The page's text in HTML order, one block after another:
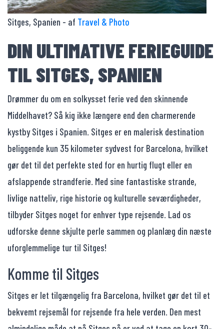
Sitges, Spanien - af Travel & Photo
DIN ULTIMATIVE FERIEGUIDE
TIL SITGES, SPANIEN
Drømmer du om en solkysset ferie ved den skinnende
Middelhavet? Så kig ikke længere end den charmerende
kystby Sitges i Spanien. Sitges er en malerisk destination
beliggende kun 35 kilometer sydvest for Barcelona, hvilket
gør det til det perfekte sted for en hurtig flugt eller en
afslappende strandferie. Med sine fantastiske strande,
livlige natteliv, rige historie og kulturelle seværdigheder,
tilbyder Sitges noget for enhver type rejsende. Lad os
udforske denne skjulte perle sammen og planlæg din næste
uforglemmelige tur til Sitges!
Komme til Sitges
Sitges er let tilgængelig fra Barcelona, hvilket gør det til et
bekvemt rejsemål for rejsende fra hele verden. Den mest